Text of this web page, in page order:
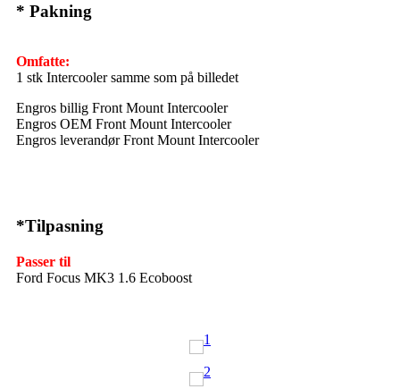
* Pakning
Omfatte:
1 stk Intercooler samme som på billedet
Engros billig Front Mount Intercooler
Engros OEM Front Mount Intercooler
Engros leverandør Front Mount Intercooler
*Tilpasning
Passer til
Ford Focus MK3 1.6 Ecoboost